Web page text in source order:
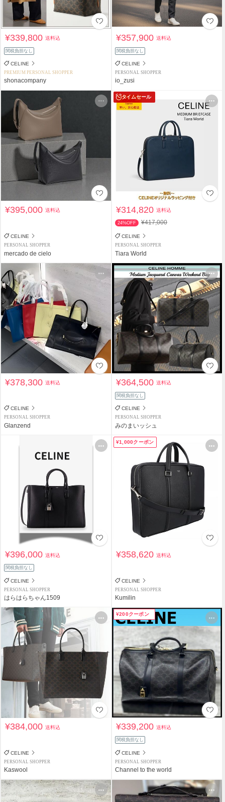
¥339,800送料込
関税負担なし
CELINE
PREMIUM PERSONAL SHOPPER
shonacompany
¥357,900送料込
関税負担なし
CELINE
PERSONAL SHOPPER
io_zusi
¥395,000送料込
CELINE
PERSONAL SHOPPER
mercado de cielo
タイムセール
¥314,820送料込
24%OFF ¥417,000
CELINE
PERSONAL SHOPPER
Tiara World
¥378,300送料込
CELINE
PERSONAL SHOPPER
Glanzend
¥364,500送料込
関税負担なし
CELINE
PERSONAL SHOPPER
みのまいッシュ
¥396,000送料込
関税負担なし
CELINE
PERSONAL SHOPPER
はらはらちゃん1509
¥1,000クーポン
¥358,620送料込
CELINE
PERSONAL SHOPPER
Kumilin
¥384,000送料込
CELINE
PERSONAL SHOPPER
Kaswool
¥200クーポン
¥339,200送料込
関税負担なし
CELINE
PERSONAL SHOPPER
Channel to the world